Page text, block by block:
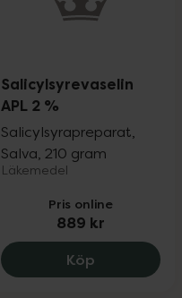
kräm APL 2 %,
Salicylsyrevaselin
APL 2 %
Salicylsyrapreparat,
Salva, 210 gram
Läkemedel
Pris online
889 kr
Köp